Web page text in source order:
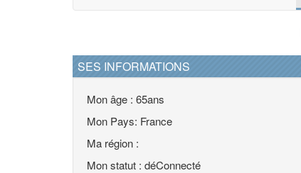
SES INFORMATIONS
Mon âge : 65ans
Mon Pays: France
Ma région :
Mon statut : déConnecté